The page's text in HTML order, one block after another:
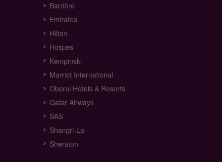
Barrière
Emirates
Hilton
Hospes
Kempinski
Marriot International
Oberoi Hotels & Resorts
Qatar Airways
SAS
Shangri-La
Sheraton